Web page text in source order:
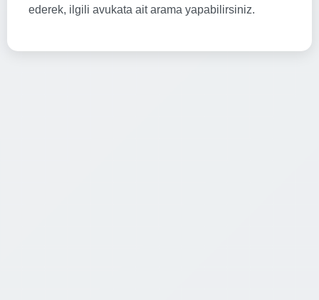
ederek, ilgili avukata ait arama yapabilirsiniz.